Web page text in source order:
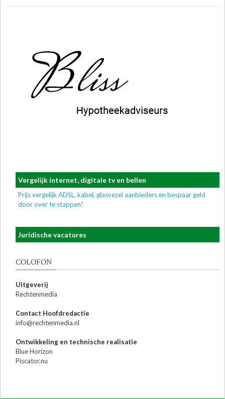
Vergelijk internet, digitale tv en bellen
Prijs vergelijk ADSL, kabel, glasvezel aanbieders en bespaar geld
door over te stappen!
Juridische vacatures
COLOFON
Uitgeverij
Rechtenmedia
Contact Hoofdredactie
info@rechtenmedia.nl
Ontwikkeling en technische realisatie
Blue Horizon
Piscator.nu